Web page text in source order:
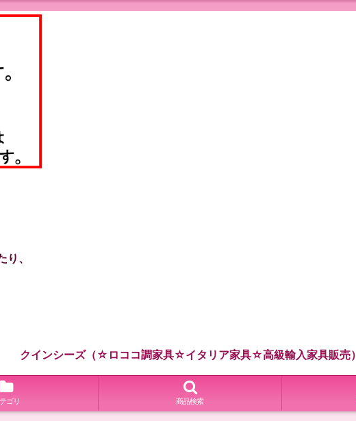
、
クインシーズ（☆ロココ調家具☆イタリア家具☆高級輸入家具販売）
ゴリ 商品検索